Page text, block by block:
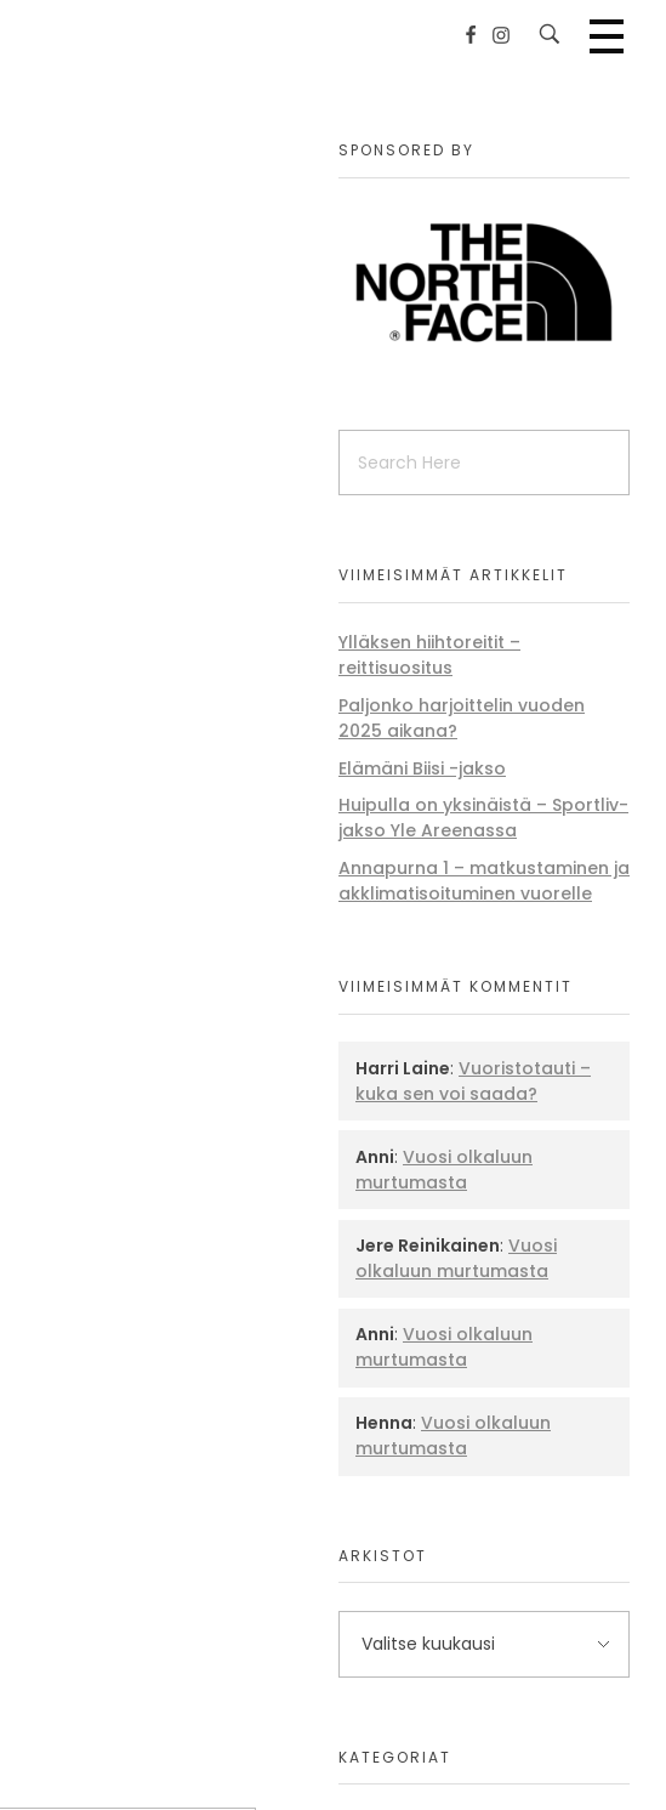
SPONSORED BY
VIIMEISIMMÄT ARTIKKELIT
Ylläksen hiihtoreitit –
reittisuositus
Paljonko harjoittelin vuoden
2025 aikana?
Elämäni Biisi -jakso
Huipulla on yksinäistä – Sportliv-
jakso Yle Areenassa
Annapurna 1 – matkustaminen ja
akklimatisoituminen vuorelle
VIIMEISIMMÄT KOMMENTIT
Harri Laine: Vuoristotauti –
kuka sen voi saada?
Anni: Vuosi olkaluun
murtumasta
Jere Reinikainen: Vuosi
olkaluun murtumasta
Anni: Vuosi olkaluun
murtumasta
Henna: Vuosi olkaluun
murtumasta
ARKISTOT
KATEGORIAT